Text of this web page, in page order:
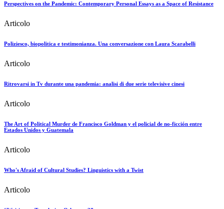
Perspectives on the Pandemic: Contemporary Personal Essays as a Space of Resistance
Articolo
Poliziesco, biopolitica e testimonianza. Una conversazione con Laura Scarabelli
Articolo
Ritrovarsi in Tv durante una pandemia: analisi di due serie televisive cinesi
Articolo
The Art of Political Murder de Francisco Goldman y el policial de no-ficción entre
Estados Unidos y Guatemala
Articolo
Who's Afraid of Cultural Studies? Linguistics with a Twist
Articolo